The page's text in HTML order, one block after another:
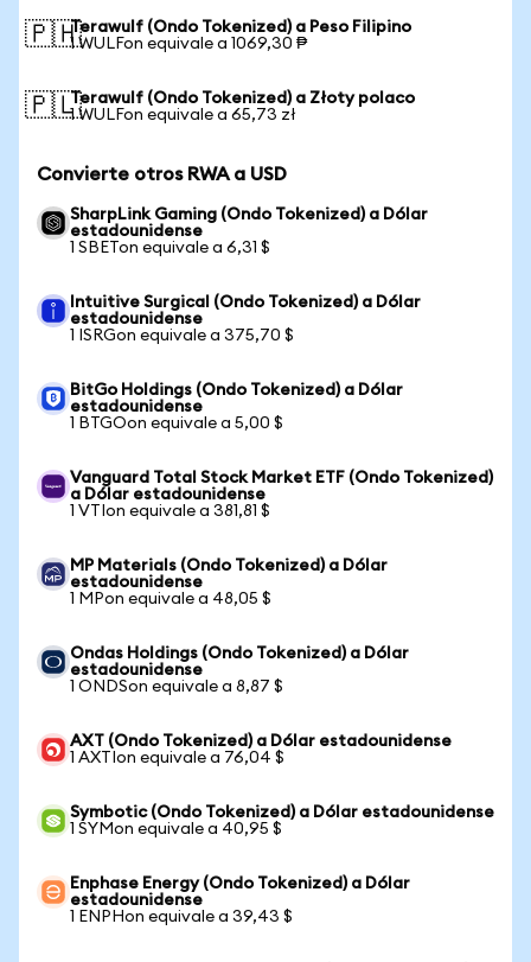
🇵🇭Terawulf (Ondo Tokenized) a Peso Filipino
1 WULFon equivale a 1069,30 ₱
🇵🇱Terawulf (Ondo Tokenized) a Złoty polaco
1 WULFon equivale a 65,73 zł
Convierte otros RWA a USD
SharpLink Gaming (Ondo Tokenized) a Dólar
estadounidense
1 SBETon equivale a 6,31 $
Intuitive Surgical (Ondo Tokenized) a Dólar
estadounidense
1 ISRGon equivale a 375,70 $
BitGo Holdings (Ondo Tokenized) a Dólar
estadounidense
1 BTGOon equivale a 5,00 $
Vanguard Total Stock Market ETF (Ondo Tokenized)
a Dólar estadounidense
1 VTIon equivale a 381,81 $
MP Materials (Ondo Tokenized) a Dólar
estadounidense
1 MPon equivale a 48,05 $
Ondas Holdings (Ondo Tokenized) a Dólar
estadounidense
1 ONDSon equivale a 8,87 $
AXT (Ondo Tokenized) a Dólar estadounidense
1 AXTIon equivale a 76,04 $
Symbotic (Ondo Tokenized) a Dólar estadounidense
1 SYMon equivale a 40,95 $
Enphase Energy (Ondo Tokenized) a Dólar
estadounidense
1 ENPHon equivale a 39,43 $